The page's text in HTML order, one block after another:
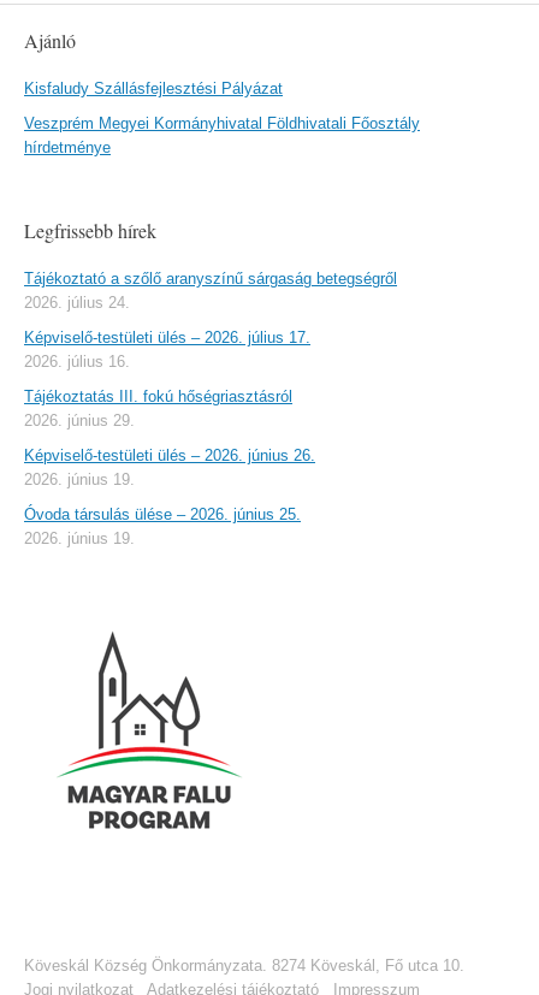
Ajánló
Kisfaludy Szállásfejlesztési Pályázat
Veszprém Megyei Kormányhivatal Földhivatali Főosztály
hírdetménye
Legfrissebb hírek
Tájékoztató a szőlő aranyszínű sárgaság betegségről
2026. július 24.
Képviselő-testületi ülés – 2026. július 17.
2026. július 16.
Tájékoztatás III. fokú hőségriasztásról
2026. június 29.
Képviselő-testületi ülés – 2026. június 26.
2026. június 19.
Óvoda társulás ülése – 2026. június 25.
2026. június 19.
Köveskál Község Önkormányzata. 8274 Köveskál, Fő utca 10.
Jogi nyilatkozat
Adatkezelési tájékoztató Impresszum